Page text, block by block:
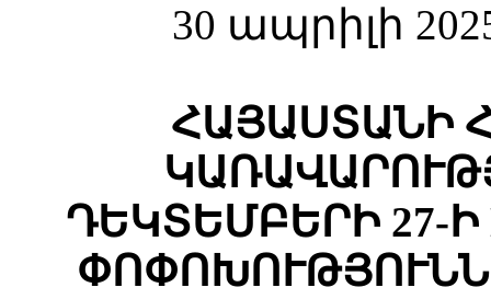
30 ապրիլի
ՀԱՅԱՍՏԱՆԻ
ԴԵԿՏԵՄԲԵՐԻ 27-Ի